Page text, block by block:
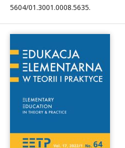
5604/01.3001.0008.5635.